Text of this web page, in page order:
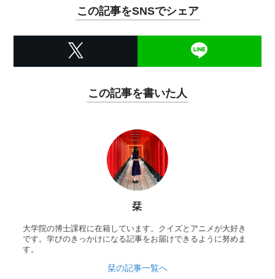
この記事をSNSでシェア
この記事を書いた人
栞
大学院の博士課程に在籍しています。クイズとアニメが大好き
です。学びのきっかけになる記事をお届けできるように努めま
す。
栞の記事一覧へ